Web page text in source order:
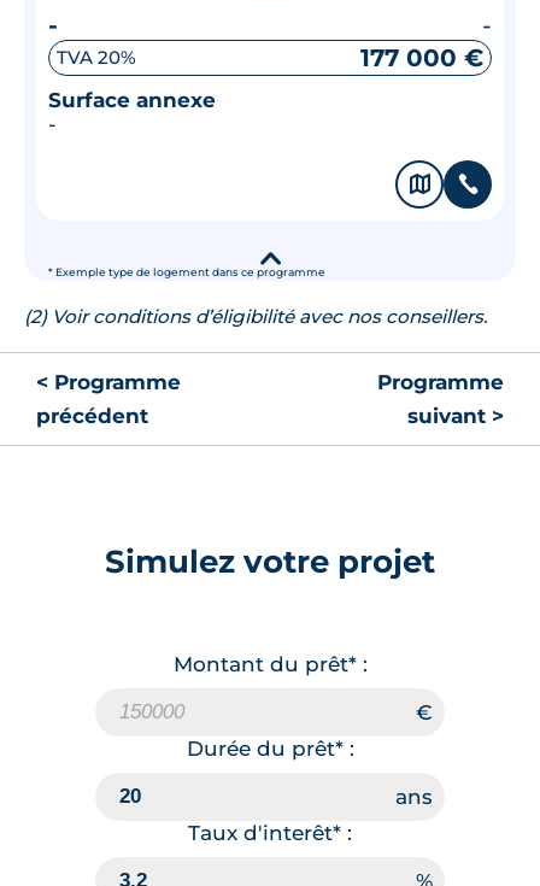
* Exemple type de logement dans ce programme
-
-
TVA 20% 177 000 €
Surface annexe
-
🗞 📞
▾
(2) Voir conditions d’éligibilité avec nos conseillers.
< Programme
précédent
Programme
suivant >
Simulez votre projet
Montant du prêt* :
Durée du prêt* :
Taux d'interêt* :